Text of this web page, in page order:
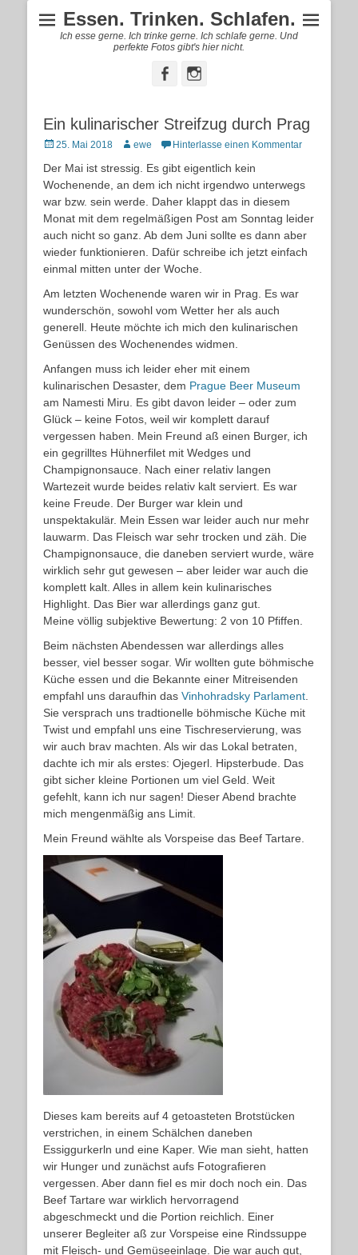
Essen. Trinken. Schlafen.
Ich esse gerne. Ich trinke gerne. Ich schlafe gerne. Und
perfekte Fotos gibt's hier nicht.
FacebookInstagram
Ein kulinarischer Streifzug durch Prag
Posted25. Mai 2018 Autorewe Hinterlasse einen Kommentar
Der Mai ist stressig. Es gibt eigentlich kein
Wochenende, an dem ich nicht irgendwo unterwegs
war bzw. sein werde. Daher klappt das in diesem
Monat mit dem regelmäßigen Post am Sonntag leider
auch nicht so ganz. Ab dem Juni sollte es dann aber
wieder funktionieren. Dafür schreibe ich jetzt einfach
einmal mitten unter der Woche.
Am letzten Wochenende waren wir in Prag. Es war
wunderschön, sowohl vom Wetter her als auch
generell. Heute möchte ich mich den kulinarischen
Genüssen des Wochenendes widmen.
Anfangen muss ich leider eher mit einem
kulinarischen Desaster, dem Prague Beer Museum
am Namesti Miru. Es gibt davon leider – oder zum
Glück – keine Fotos, weil wir komplett darauf
vergessen haben. Mein Freund aß einen Burger, ich
ein gegrilltes Hühnerfilet mit Wedges und
Champignonsauce. Nach einer relativ langen
Wartezeit wurde beides relativ kalt serviert. Es war
keine Freude. Der Burger war klein und
unspektakulär. Mein Essen war leider auch nur mehr
lauwarm. Das Fleisch war sehr trocken und zäh. Die
Champignonsauce, die daneben serviert wurde, wäre
wirklich sehr gut gewesen – aber leider war auch die
komplett kalt. Alles in allem kein kulinarisches
Highlight. Das Bier war allerdings ganz gut.
Meine völlig subjektive Bewertung: 2 von 10 Pfiffen.
Beim nächsten Abendessen war allerdings alles
besser, viel besser sogar. Wir wollten gute böhmische
Küche essen und die Bekannte einer Mitreisenden
empfahl uns daraufhin das Vinhohradsky Parlament
Sie versprach uns tradtionelle böhmische Küche mit
Twist und empfahl uns eine Tischreservierung, was
wir auch brav machten. Als wir das Lokal betraten,
dachte ich mir als erstes: Ojegerl. Hipsterbude. Das
gibt sicher kleine Portionen um viel Geld. Weit
gefehlt, kann ich nur sagen! Dieser Abend brachte
mich mengenmäßig ans Limit.
Mein Freund wählte als Vorspeise das Beef Tartare.
Dieses kam bereits auf 4 getoasteten Brotstücken
verstrichen, in einem Schälchen daneben
Essiggurkerln und eine Kaper. Wie man sieht, hatten
wir Hunger und zunächst aufs Fotografieren
vergessen. Aber dann fiel es mir doch noch ein. Das
Beef Tartare war wirklich hervorragend
abgeschmeckt und die Portion reichlich. Einer
unserer Begleiter aß zur Vorspeise eine Rindssuppe
mit Fleisch- und Gemüseeinlage. Die war auch gut,